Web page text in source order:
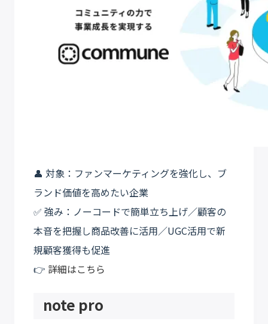
👤 対象：ファンマーケティングを強化し、ブ
ランド価値を高めたい企業
✅ 強み：ノーコードで簡単立ち上げ／顧客の
本音を把握し商品改善に活用／UGC活用で新
規顧客獲得も促進
👉 詳細はこちら
note pro